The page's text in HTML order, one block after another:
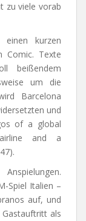
zu viele vorab
kurzen
Comic. Texte
beißendem
um die
Barcelona
und
of a global
and a
Spiel Italien –
auf, und
Gastauftritt als